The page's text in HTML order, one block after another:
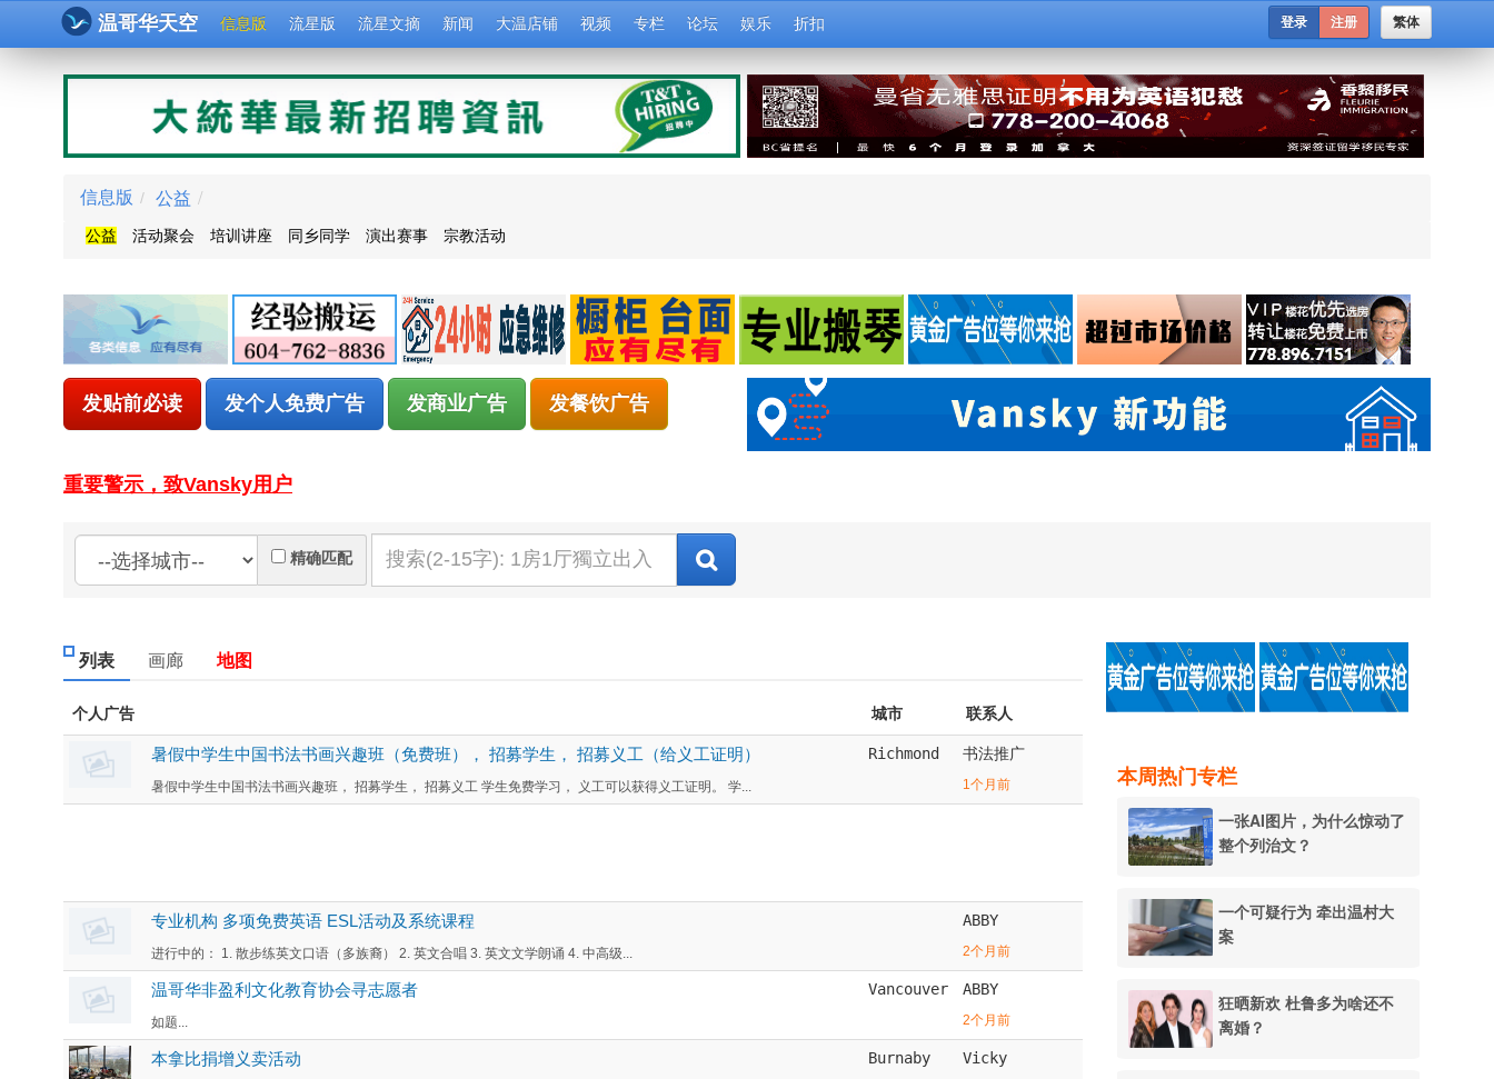
温哥华天空 信息版 流星版 流星文摘 新闻 大温店铺 视频 专栏 论坛 娱乐 折扣 繁体
登录 注册
信息版 / 公益 /
公益 活动聚会 培训讲座 同乡同学 演出赛事 宗教活动
发贴前必读 发个人免费广告 发商业广告 发餐饮广告
重要警示，致Vansky用户
精确匹配
列表 画廊 地图
个人广告 城市 联系人
暑假中学生中国书法书画兴趣班（免费班）， 招募学生， 招募义工（给义工证明）
暑假中学生中国书法书画兴趣班， 招募学生， 招募义工 学生免费学习， 义工可以获得义工证明。 学...
Richmond 书法推广
1个月前
专业机构 多项免费英语 ESL活动及系统课程
进行中的： 1. 散步练英文口语（多族裔） 2. 英文合唱 3. 英文文学朗诵 4. 中高级...
ABBY
2个月前
温哥华非盈利文化教育协会寻志愿者
如题...
Vancouver ABBY
2个月前
本拿比捐增义卖活动 Burnaby Vicky
本周热门专栏
一张AI图片，为什么惊动了
整个列治文？
一个可疑行为 牵出温村大
案
狂晒新欢 杜鲁多为啥还不
离婚？